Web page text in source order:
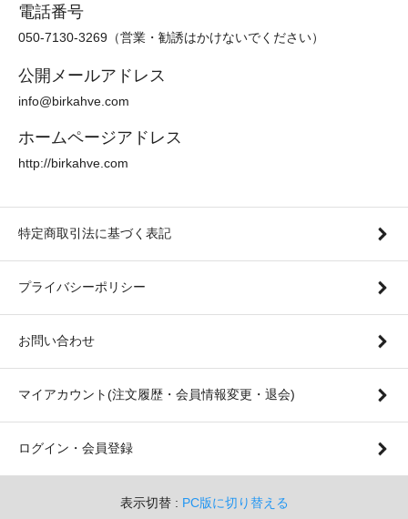
電話番号
050-7130-3269（営業・勧誘はかけないでください）
公開メールアドレス
info@birkahve.com
ホームページアドレス
http://birkahve.com
特定商取引法に基づく表記
プライバシーポリシー
お問い合わせ
マイアカウント(注文履歴・会員情報変更・退会)
ログイン・会員登録
表示切替 : PC版に切り替える